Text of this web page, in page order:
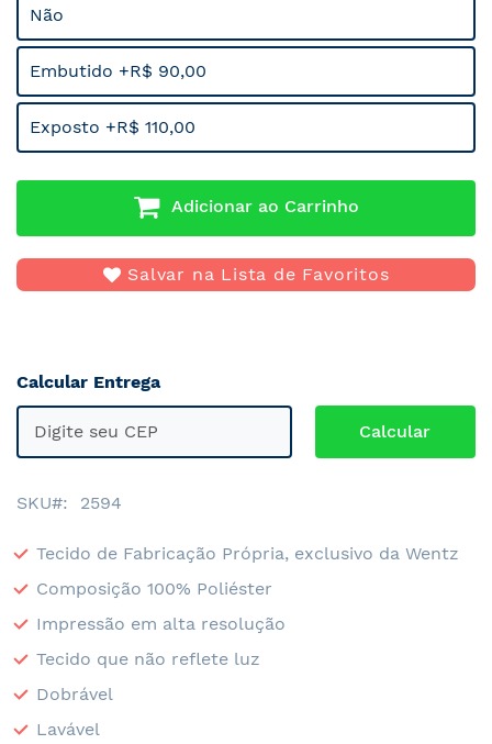
Não
Embutido +R$ 90,00
Exposto +R$ 110,00
Adicionar ao Carrinho
Salvar na Lista de Favoritos
Calcular Entrega
SKU 2594
Tecido de Fabricação Própria, exclusivo da Wentz
Composição 100% Poliéster
Impressão em alta resolução
Tecido que não reflete luz
Dobrável
Lavável